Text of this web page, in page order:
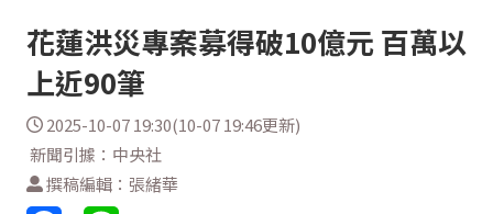
花蓮洪災專案募得破10億元 百萬以
上近90筆
2025-10-07 19:30(10-07 19:46更新)
新聞引據：中央社
撰稿編輯：張緒華